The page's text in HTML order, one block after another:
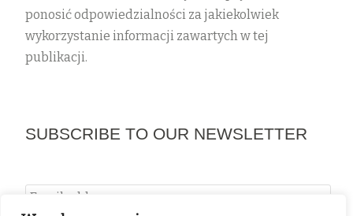
ponosić odpowiedzialności za jakiekolwiek
wykorzystanie informacji zawartych w tej
publikacji.
SUBSCRIBE TO OUR NEWSLETTER